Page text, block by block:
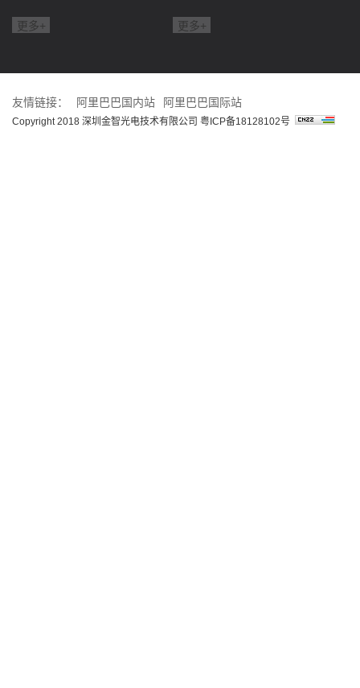
更多+ 更多+
友情链接： 阿里巴巴国内站 阿里巴巴国际站
Copyright 2018 深圳金智光电技术有限公司 粤ICP备18128102号